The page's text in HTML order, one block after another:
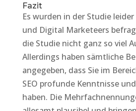
Fazit
Es wurden in der Studie
und Digital Marketeers
die Studie nicht ganz so viel
Allerdings haben sämtliche
angegeben, dass Sie im
SEO profunde Kenntnisse
haben. Die